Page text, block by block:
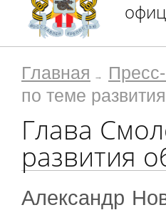
Главная
по теме
Глава
развития
Александр